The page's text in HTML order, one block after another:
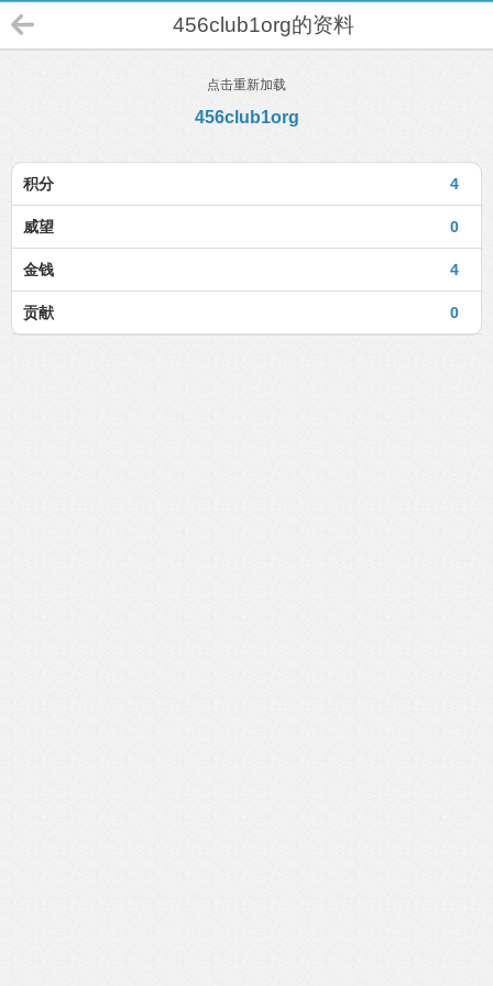
456club1org的资料
点击重新加载
456club1org
4
积分
0
威望
4
金钱
0
贡献